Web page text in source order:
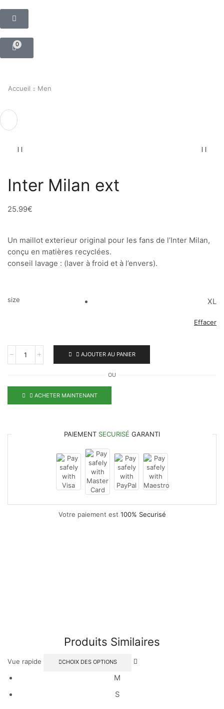
0
Accueil Men
Inter Milan ext
25.99€
Un maillot exterieur original pour les fans de l’Inter Milan,
conçu en matières recyclées.
conseil lavage : (laver à froid et à l’envers).
size XL
Effacer
AJOUTER AU PANIER
OU
ACHETER MAINTENANT
PAIEMENT SECURISÉ GARANTI
Votre paiement est 100% Securisé
Produits Similaires
Vue rapide CHOIX DES OPTIONS
M
S